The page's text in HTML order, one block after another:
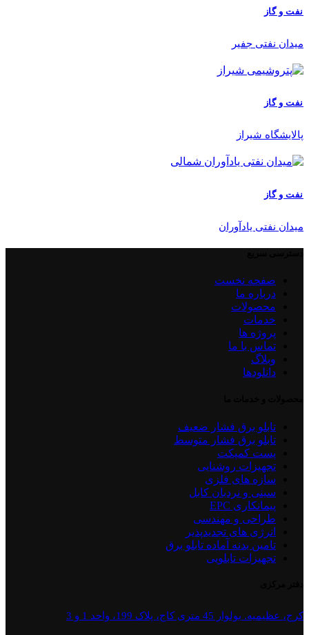
نفت و گاز
میدان نفتی جفیر
نفت و گاز
پالایشگاه شیراز
نفت و گاز
میدان نفتی یادآوران
صفحه نخست
درباره ما
محصولات
خدمات
پروژه ها
تماس با ما
وبلاگ
دانلودها
تابلو برق فشار ضعیف
تابلو برق فشار متوسط
پست کمپکت
تجهیزات روشنایی
سازه های فلزی
سینی و نردبان کابل
پیمانکاری EPC
طراحی و مهندسی
انرژی های تجدیدپذیر
تامین بدنه آماده تابلو برق
تجهیزات تابلویی
کرج، عظیمیه. بولوار 45 متری کاج، پلاک 199، واحد 1 و 3